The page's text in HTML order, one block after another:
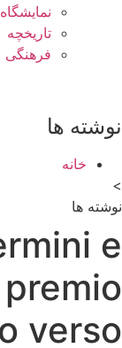
نمایشگاه
تاريخچه
نوشته ها
خانه
>
نوشته ها
e
verso